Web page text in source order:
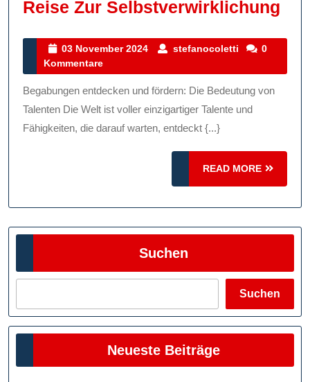
Reise Zur Selbstverwirklichung
Von
03 November 2024
03
2024
stefanocoletti stefanocoletti
0
Kommentare
Begabungen entdecken und fördern: Die Bedeutung von
Talenten Die Welt ist voller einzigartiger Talente und
Fähigkeiten, die darauf warten, entdeckt {...}
READ MORE
READ
MORE
Suchen
Suchen
Neueste Beiträge